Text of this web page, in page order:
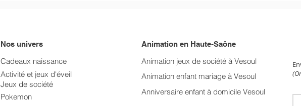
Nos univers
Cadeaux naissance
Activité et jeux d'éveil
Jeux de société
Pokemon
Animation en Haute-Saône
Animation jeux de société à Vesoul
Animation enfant mariage à Vesoul
Anniversaire enfant à domicile Vesoul